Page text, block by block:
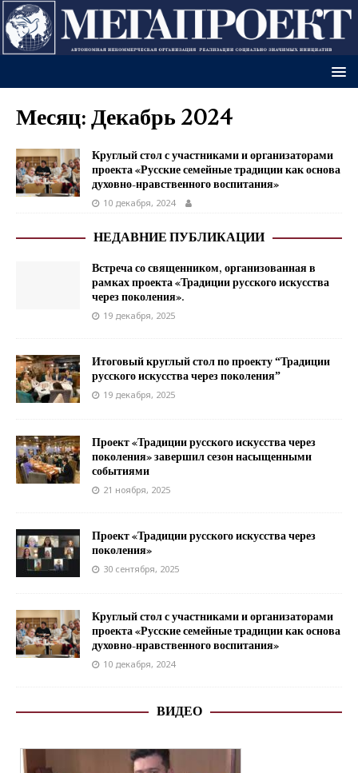
Месяц:Декабрь 2024
Круглый стол с участниками и организаторами
проекта «Русские семейные традиции как основа
духовно-нравственного воспитания»
10 декабря, 2024
НЕДАВНИЕ ПУБЛИКАЦИИ
Встреча со священником, организованная в
рамках проекта «Традиции русского искусства
через поколения».
19 декабря, 2025
Итоговый круглый стол по проекту “Традиции
русского искусства через поколения”
19 декабря, 2025
Проект «Традиции русского искусства через
поколения» завершил сезон насыщенными
событиями
21 ноября, 2025
Проект «Традиции русского искусства через
поколения»
30 сентября, 2025
Круглый стол с участниками и организаторами
проекта «Русские семейные традиции как основа
духовно-нравственного воспитания»
10 декабря, 2024
ВИДЕО